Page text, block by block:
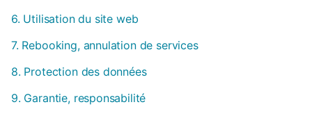
6. Utilisation du site web
7. Rebooking, annulation de services
8. Protection des données
9. Garantie, responsabilité